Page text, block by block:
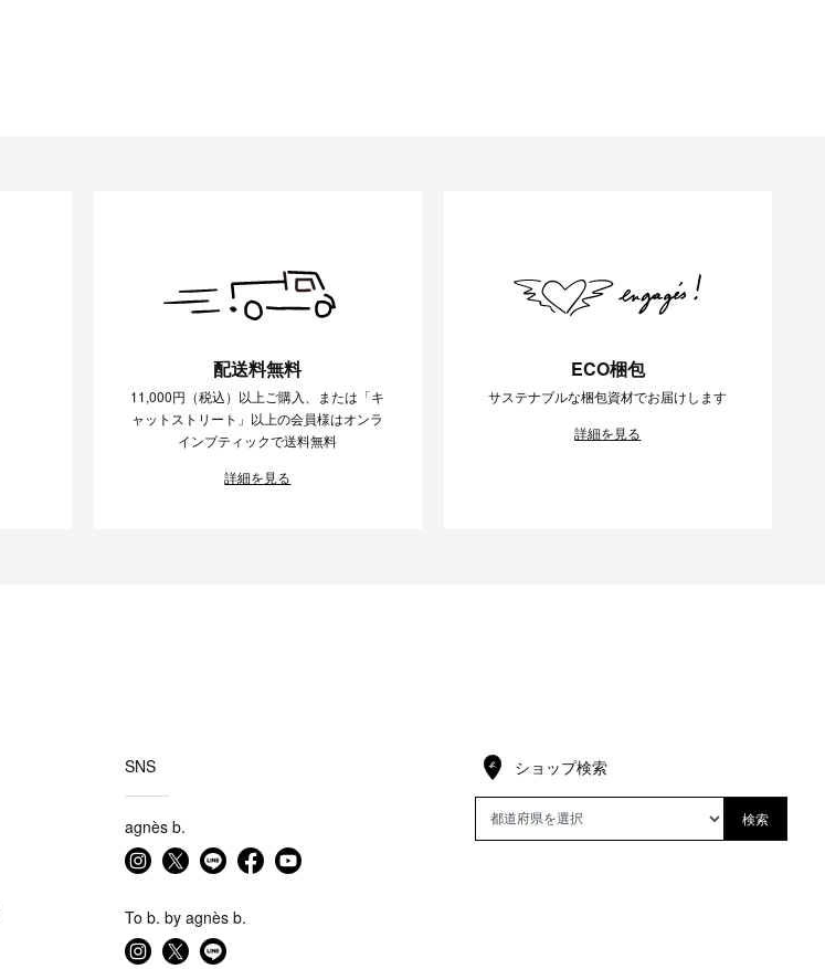
配送料無料
11,000円（税込）以上ご購入、または「キ
ャットストリート」以上の会員様はオンラ
インブティックで送料無料
詳細を見る
ECO梱包
サステナブルな梱包資材でお届けします
詳細を見る
SNS
agnès b.
To b. by agnès b.
ショップ検索
検索